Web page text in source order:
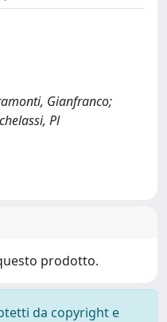
Gianfranco;
Pl
prodotto.
da copyright e